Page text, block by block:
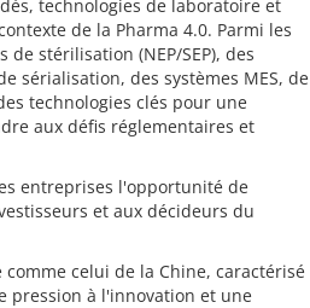
technologies de laboratoire et
de la Pharma 4.0. Parmi les
stérilisation (NEP/SEP), des
sérialisation, des systèmes MES, de
technologies clés pour une
aux défis réglementaires et
entreprises l'opportunité de
et aux décideurs du
celui de la Chine, caractérisé
pression à l'innovation et une